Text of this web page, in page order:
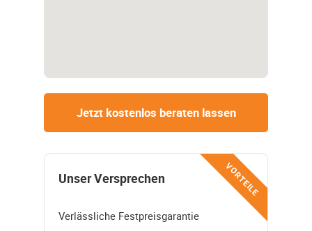
Jetzt kostenlos beraten lassen
VORTEILE
Unser Versprechen
Verlässliche Festpreisgarantie